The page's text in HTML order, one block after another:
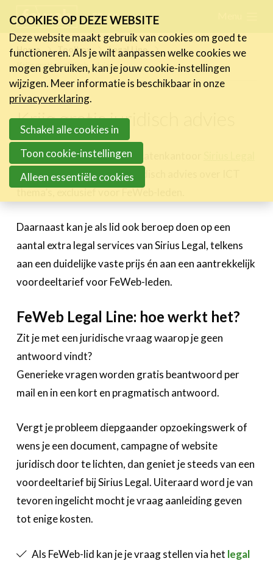
links
Jump
to
navigation
to
main
content
FR NL
Home Toolbox
Legal Line
Krijg gratis juridisch advies
Krijg gratis juridisch advies
In samenwerking met advocatenkantoor
krijg je gratis eerstelijns juridisch advies over ICT
Daarnaast kan je als lid ook beroep doen op een
aantal extra legal services van Sirius Legal, telkens
aan een duidelijke vaste prijs én aan een aantrekkelijk
voordeeltarief voor FeWeb-leden.
FeWeb Legal Line: hoe werkt het?
Zit je met een juridische vraag waarop je geen
antwoord vindt?
Generieke vragen worden gratis beantwoord per
mail en in een kort en pragmatisch antwoord.
Vergt je probleem diepgaander opzoekingswerk of
wens je een document, campagne of website
juridisch door te lichten, dan geniet je steeds van een
voordeeltarief bij Sirius Legal. Uiteraard word je van
tevoren ingelicht mocht je vraag aanleiding geven
tot enige kosten.
Als FeWeb-lid kan je je vraag stellen via het legal
Nieuws
Activiteiten
Expertise
Toolbox
Kenniscentrum
eXperience Labs
Legal Line
Tools Corner
Ask The Expert
Bedrijvenzoeker
Over FeWeb
COOKIES OP DEZE WEBSITE
Deze website maakt gebruik van cookies om goed te
functioneren. Als je wilt aanpassen welke cookies we
mogen gebruiken, kan je jouw cookie-instellingen
wijzigen. Meer informatie is beschikbaar in onze
privacyverklaring.
Schakel alle cookies in
Toon cookie-instellingen
Alleen essentiële cookies